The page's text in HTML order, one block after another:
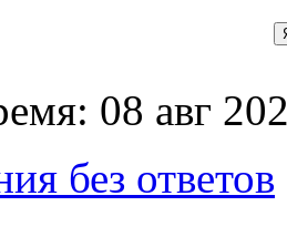
08 авг
без ответов